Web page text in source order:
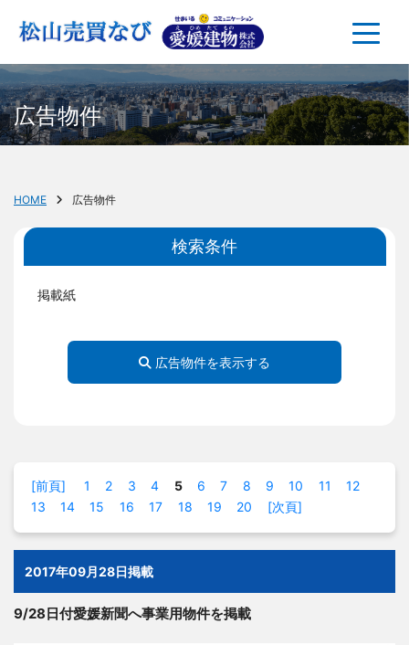
広告物件
HOME 広告物件
検索条件
掲載紙
広告物件を表示する
[前頁] 1 2 3 4 5 6 7 8 9 10 11
12
13
14 15 16 17 18 19 20 [次頁]
2017年09月28日掲載
9/28日付愛媛新聞へ事業用物件を掲載